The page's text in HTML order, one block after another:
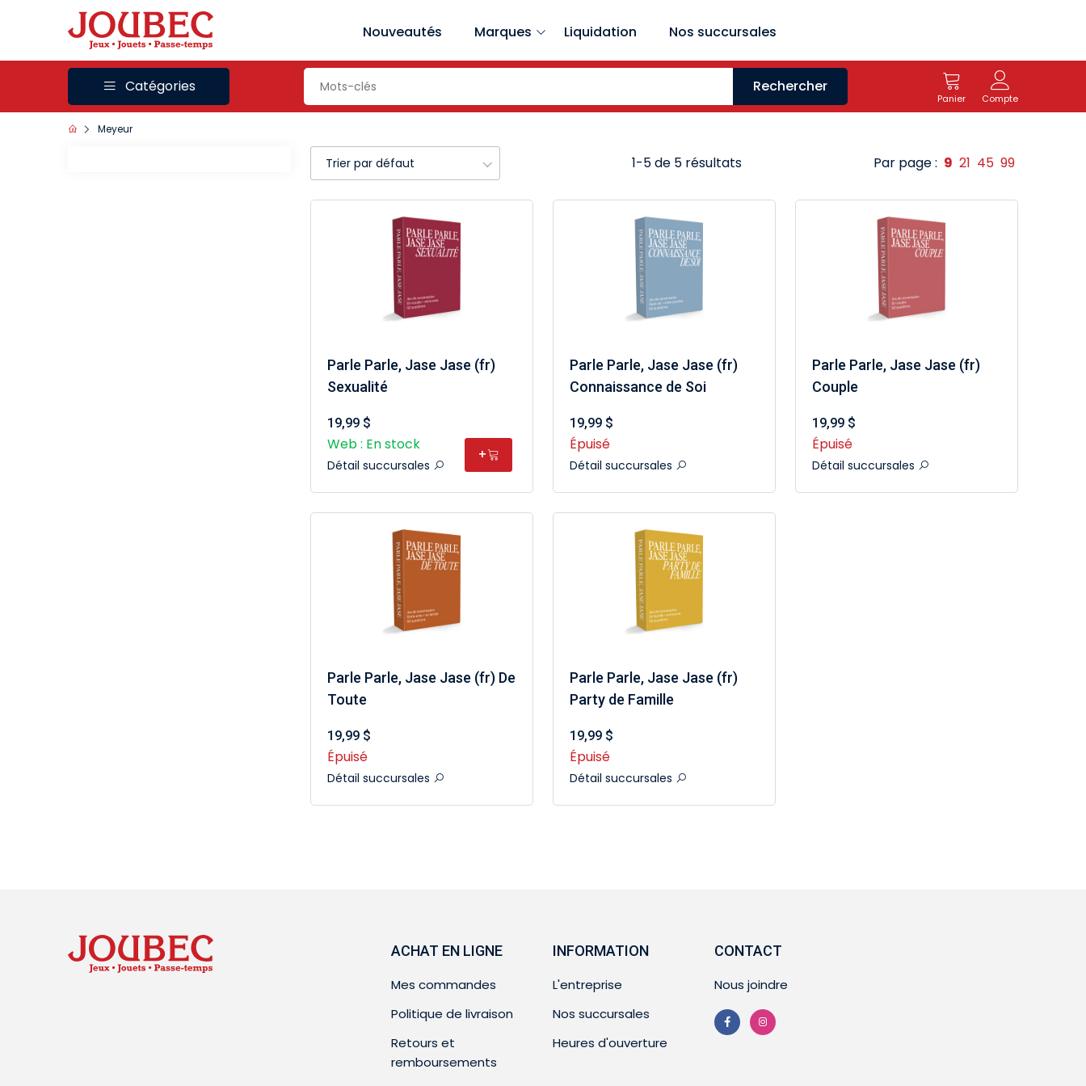
Nouveautés Marques Liquidation Nos succursales
Catégories Rechercher
Panier Compte
Meyeur
Trier par défaut 1-5 de 5 résultats Par page : 9 21 45 99
Parle Parle, Jase Jase (fr)
Sexualité
19,99 $
Web : En stock
Détail succursales
+
Parle Parle, Jase Jase (fr)
Connaissance de Soi
19,99 $
Épuisé
Détail succursales
Parle Parle, Jase Jase (fr)
Couple
19,99 $
Épuisé
Détail succursales
Parle Parle, Jase Jase (fr) De
Toute
19,99 $
Épuisé
Détail succursales
Parle Parle, Jase Jase (fr)
Party de Famille
19,99 $
Épuisé
Détail succursales
ACHAT EN LIGNE
Mes commandes
Politique de livraison
Retours et
remboursements
INFORMATION
L'entreprise
Nos succursales
Heures d'ouverture
CONTACT
Nous joindre